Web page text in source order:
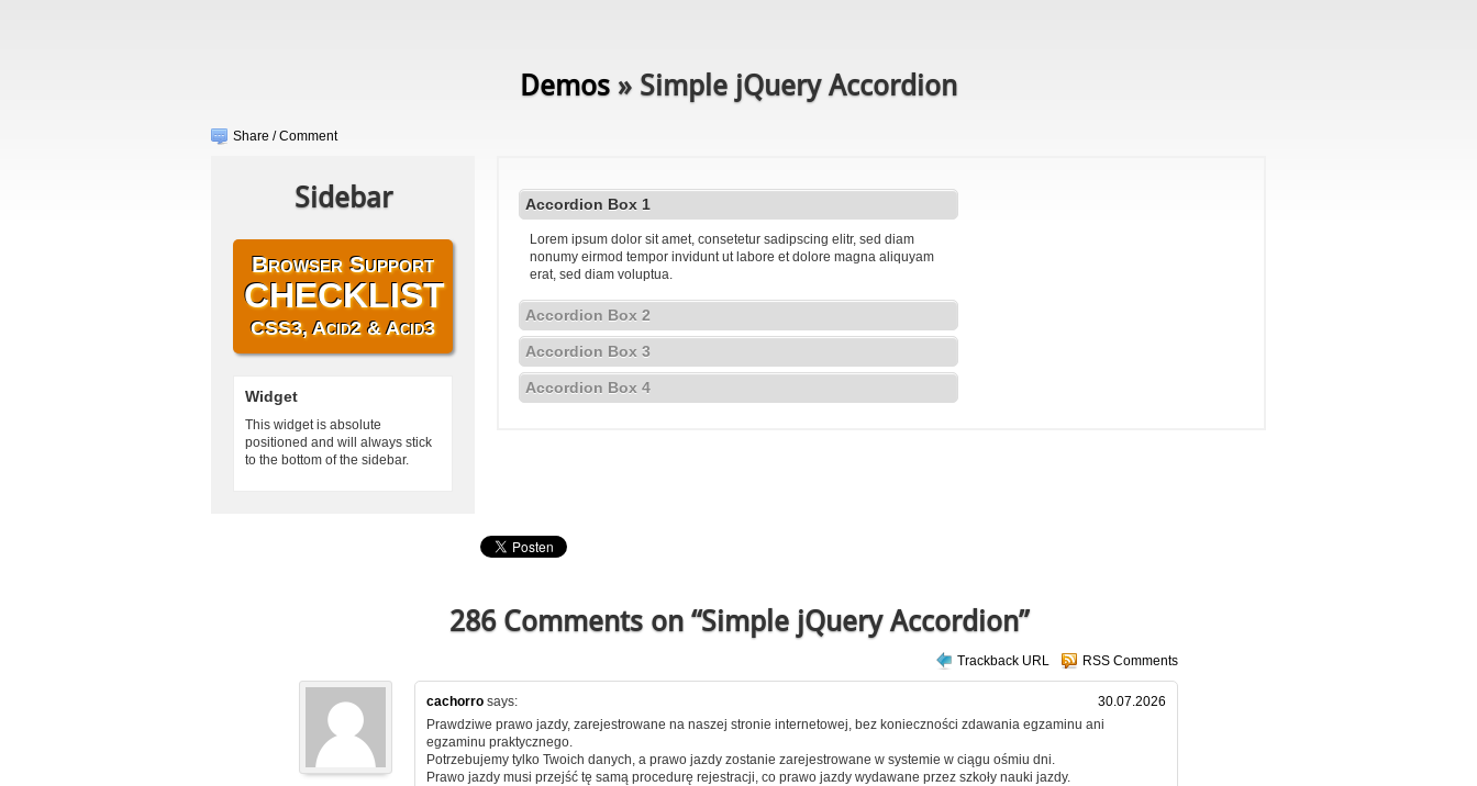
Demos » Simple jQuery Accordion
Share / Comment
Accordion Box 1
Lorem ipsum dolor sit amet, consetetur sadipscing elitr, sed diam
nonumy eirmod tempor invidunt ut labore et dolore magna aliquyam
erat, sed diam voluptua.
Accordion Box 2
Accordion Box 3
Accordion Box 4
Sidebar
Browser Support
CHECKLIST
CSS3, Acid2 & Acid3
Widget
This widget is absolute
positioned and will always stick
to the bottom of the sidebar.
286 Comments on “Simple jQuery Accordion”
Trackback URL RSS Comments
cachorro says:
30.07.2026
Prawdziwe prawo jazdy, zarejestrowane na naszej stronie internetowej, bez konieczności zdawania egzaminu ani
egzaminu praktycznego.
Potrzebujemy tylko Twoich danych, a prawo jazdy zostanie zarejestrowane w systemie w ciągu ośmiu dni.
Prawo jazdy musi przejść tę samą procedurę rejestracji, co prawo jazdy wydawane przez szkoły nauki jazdy.